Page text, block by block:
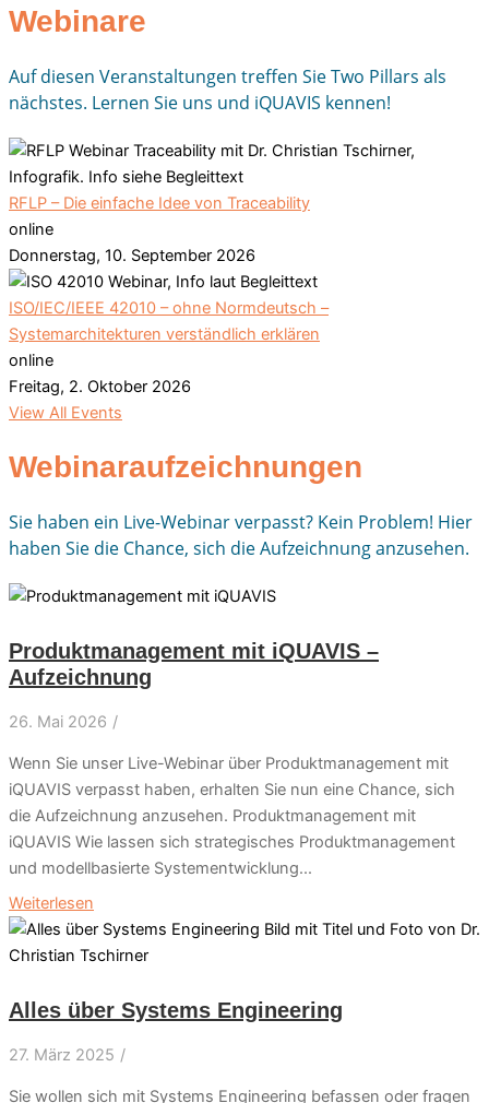
Webinare
Auf diesen Veranstaltungen treffen Sie Two Pillars als
nächstes. Lernen Sie uns und iQUAVIS kennen!
RFLP – Die einfache Idee von Traceability
online
Donnerstag, 10. September 2026
ISO/IEC/IEEE 42010 – ohne Normdeutsch –
Systemarchitekturen verständlich erklären
online
Freitag, 2. Oktober 2026
View All Events
Webinaraufzeichnungen
Sie haben ein Live-Webinar verpasst? Kein Problem! Hier
haben Sie die Chance, sich die Aufzeichnung anzusehen.
Produktmanagement mit iQUAVIS –
Aufzeichnung
26. Mai 2026 /
Wenn Sie unser Live-Webinar über Produktmanagement mit
iQUAVIS verpasst haben, erhalten Sie nun eine Chance, sich
die Aufzeichnung anzusehen. Produktmanagement mit
iQUAVIS Wie lassen sich strategisches Produktmanagement
und modellbasierte Systementwicklung...
Weiterlesen
Alles über Systems Engineering
27. März 2025 /
Sie wollen sich mit Systems Engineering befassen oder fragen